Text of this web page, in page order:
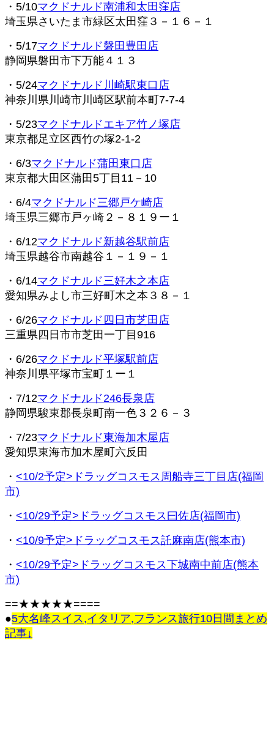
・5/10マクドナルド南浦和太田窪店
埼玉県さいたま市緑区太田窪３－１６－１
・5/17マクドナルド磐田豊田店
静岡県磐田市下万能４１３
・5/24マクドナルド川崎駅東口店
神奈川県川崎市川崎区駅前本町7-7-4
・5/23マクドナルドエキア竹ノ塚店
東京都足立区西竹の塚2-1-2
・6/3マクドナルド蒲田東口店
東京都大田区蒲田5丁目11－10
・6/4マクドナルド三郷戸ケ崎店
埼玉県三郷市戸ヶ崎２－８１９ー１
・6/12マクドナルド新越谷駅前店
埼玉県越谷市南越谷１－１９－１
・6/14マクドナルド三好木之本店
愛知県みよし市三好町木之本３８－１
・6/26マクドナルド四日市芝田店
三重県四日市市芝田一丁目916
・6/26マクドナルド平塚駅前店
神奈川県平塚市宝町１ー１
・7/12マクドナルド246長泉店
静岡県駿東郡長泉町南一色３２６－３
・7/23マクドナルド東海加木屋店
愛知県東海市加木屋町六反田
・ <10/2予定>ドラッグコスモス周船寺三丁目店(福岡
市)
・ <10/29予定>ドラッグコスモス曰佐店(福岡市)
・ <10/9予定>ドラッグコスモス託麻南店(熊本市)
・ <10/29予定>ドラッグコスモス下城南中前店(熊本
市)
==★★★★★====
●5大名峰スイス,イタリア,フランス旅行10日間まとめ
記事↓